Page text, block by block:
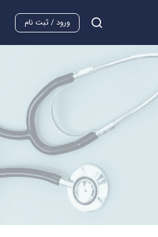
ورود / ثبت نام